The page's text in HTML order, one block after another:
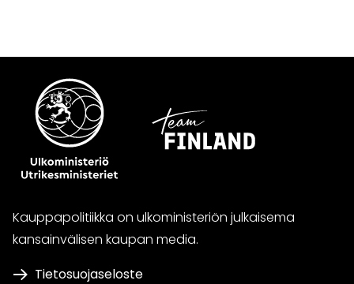
Kauppapolitiikka on ulkoministeriön julkaisema
kansainvälisen kaupan media.
Tietosuojaseloste